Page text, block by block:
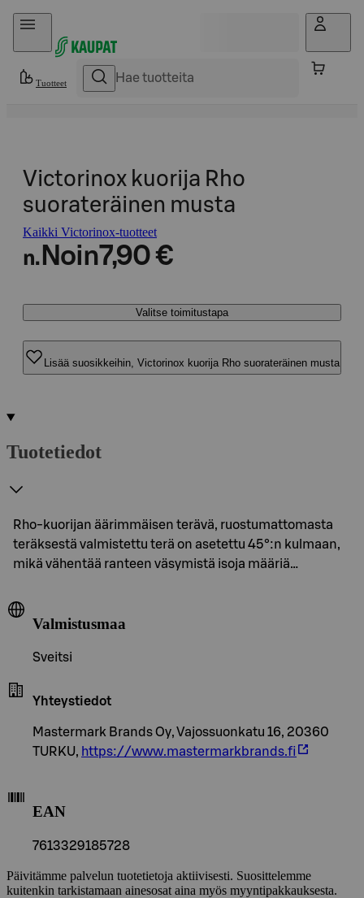
Hyppää sisältöön
Tuotteet
Victorinox kuorija Rho
suorateräinen musta
Kaikki Victorinox-tuotteet
n. Noin7,90 €
Valitse toimitustapa
Lisää suosikkeihin, Victorinox kuorija Rho suorateräinen musta
Tuotetiedot
Rho-kuorijan äärimmäisen terävä, ruostumattomasta
teräksestä valmistettu terä on asetettu 45°:n kulmaan,
mikä vähentää ranteen väsymistä isoja määriä…
Valmistusmaa
Sveitsi
Yhteystiedot
Mastermark Brands Oy, Vajossuonkatu 16, 20360
TURKU, https://www.mastermarkbrands.fi
EAN
7613329185728
Päivitämme palvelun tuotetietoja aktiivisesti. Suosittelemme
kuitenkin tarkistamaan ainesosat aina myös myyntipakkauksesta.